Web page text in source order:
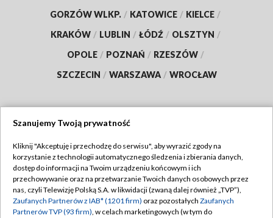
GORZÓW WLKP. / KATOWICE / KIELCE /
KRAKÓW / LUBLIN / ŁÓDŹ / OLSZTYN /
OPOLE / POZNAŃ / RZESZÓW /
SZCZECIN / WARSZAWA / WROCŁAW
TVP
Abonament TVP
Emisja w TVP
Regulamin TVP
Polityka prywatności
Szanujemy Twoją prywatność
Kliknij "Akceptuję i przechodzę do serwisu", aby wyrazić zgody na
korzystanie z technologii automatycznego śledzenia i zbierania danych,
dostęp do informacji na Twoim urządzeniu końcowym i ich
przechowywanie oraz na przetwarzanie Twoich danych osobowych przez
nas, czyli Telewizję Polską S.A. w likwidacji (zwaną dalej również „TVP”),
Zaufanych Partnerów z IAB* (1201 firm) oraz pozostałych Zaufanych
Partnerów TVP (93 firm), w celach marketingowych (w tym do